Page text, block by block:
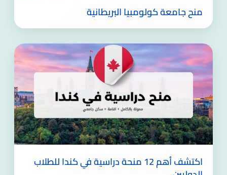
منح جامعة كولومبيا البريطانية
اكتشف أهم 12 منحة دراسية في كندا للطلاب